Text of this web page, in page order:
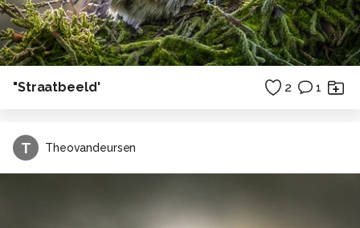
"Straatbeeld' 2 1
T Theovandeursen